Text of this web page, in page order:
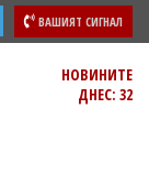
ВАШИЯТ СИГНАЛ
НОВИНИТЕ
ДНЕС: 32